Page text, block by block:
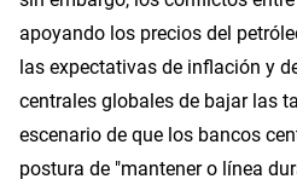
apoyando los precios del
las expectativas de inflación y
centrales globales de bajar las
escenario de que los bancos
postura de "mantener o línea